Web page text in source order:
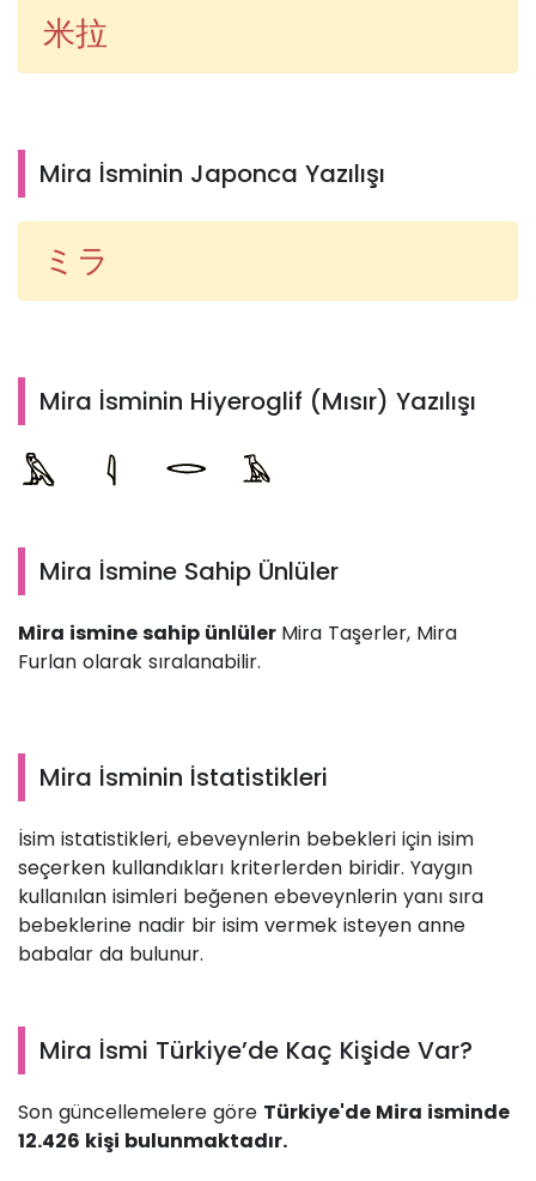
米拉
Mira İsminin Japonca Yazılışı
ミラ
Mira İsminin Hiyeroglif (Mısır) Yazılışı
Mira İsmine Sahip Ünlüler
Mira ismine sahip ünlüler Mira Taşerler, Mira
Furlan olarak sıralanabilir.
Mira İsminin İstatistikleri
İsim istatistikleri, ebeveynlerin bebekleri için isim
seçerken kullandıkları kriterlerden biridir. Yaygın
kullanılan isimleri beğenen ebeveynlerin yanı sıra
bebeklerine nadir bir isim vermek isteyen anne
babalar da bulunur.
Mira İsmi Türkiye’de Kaç Kişide Var?
Son güncellemelere göre Türkiye'de Mira isminde
12.426 kişi bulunmaktadır.